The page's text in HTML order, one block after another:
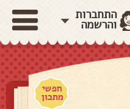
התחברות
והרשמה
חפשי
מתכון